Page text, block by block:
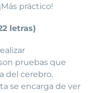
práctico!
letras)
pruebas que
del cerebro.
se encarga de ver